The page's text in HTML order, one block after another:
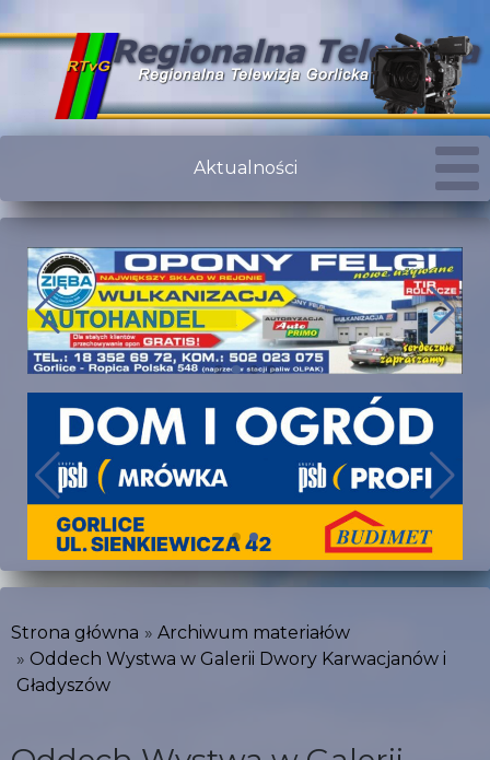
Aktualności
Strona główna
Archiwum materiałów
Oddech Wystwa w Galerii Dwory Karwacjanów i
Gładyszów